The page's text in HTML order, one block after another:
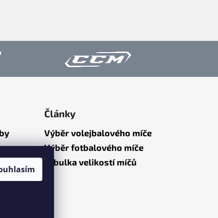
Články
Výběr volejbalového míče
Výběr fotbalového míče
Tabulka velikostí míčů